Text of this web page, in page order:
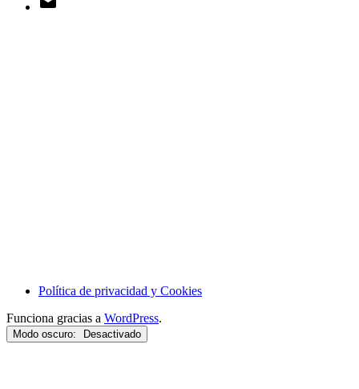
Política de privacidad y Cookies
Funciona gracias a WordPress.
Modo oscuro: